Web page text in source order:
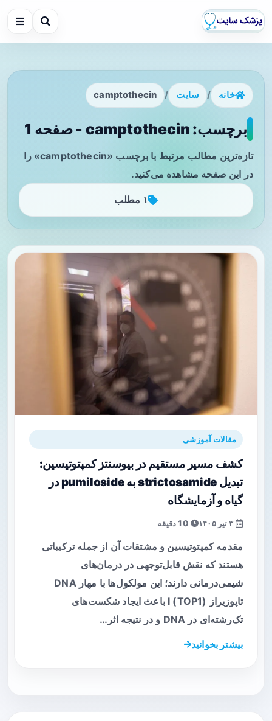
خانه / سایت /
camptothecin
برچسب: camptothecin - صفحه 1
تازه‌ترین مطالب مرتبط با برچسب «camptothecin» را
در این صفحه مشاهده می‌کنید.
۱ مطلب
مقالات آموزشی
کشف مسیر مستقیم در بیوسنتز کمپتوتیسین:
تبدیل strictosamide به pumiloside در
گیاه و آزمایشگاه
مقدمه کمپتوتیسین و مشتقات آن از جمله ترکیباتی
هستند که نقش قابل‌توجهی در درمان‌های
شیمی‌درمانی دارند؛ این مولکول‌ها با مهار DNA
تاپوزیراز I (TOP1) باعث ایجاد شکست‌های
تک‌رشته‌ای در DNA و در نتیجه اثر…
بیشتر بخوانید